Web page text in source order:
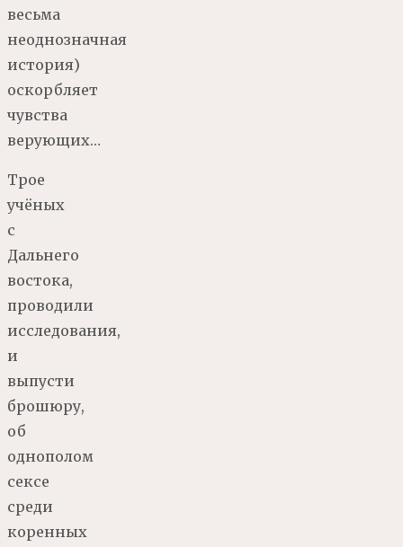
весьма
неоднозначная
история)
оскорбляет
чувства
верующих…
Трое
учёных
с
Дальнего
востока,
проводили
исследования,
и
выпусти
брошюру,
об
однополом
сексе
среди
коренных